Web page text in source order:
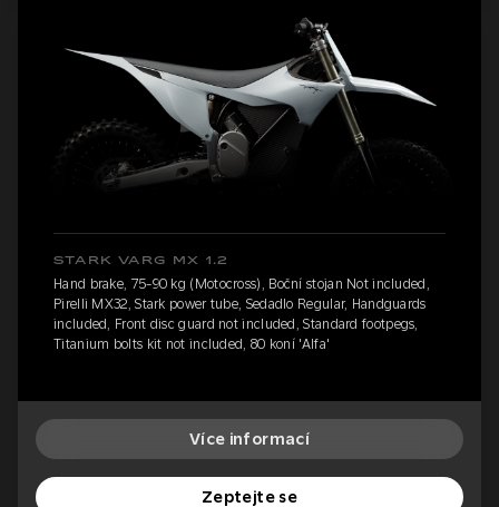
STARK VARG MX 1.2
Hand brake, 75-90 kg (Motocross), Boční stojan Not included,
Pirelli MX32, Stark power tube, Sedadlo Regular, Handguards
included, Front disc guard not included, Standard footpegs,
Titanium bolts kit not included, 80 koní 'Alfa'
Více informací
Zeptejte se